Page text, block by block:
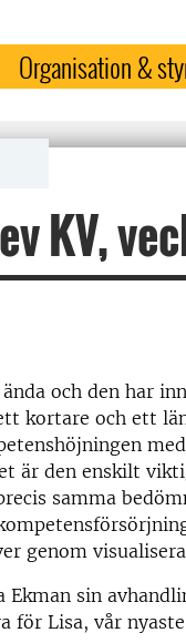
Organisation &
KV,
och den har
kortare och ett
är den enskilt
samma
genom
Ekman sin
för Lisa, vår